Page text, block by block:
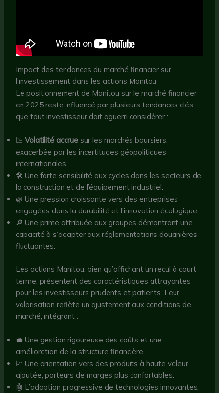
Impact des tendances du marché financier sur
l’investissement dans les actions Manitou
Le positionnement de Manitou sur le marché financier
en 2025 reste influencé par plusieurs tendances clés
que tout investisseur doit aguerri considérer :
📉Volatilité accrue sur les marchés boursiers,
exacerbée par les incertitudes géopolitiques
internationales.
🛠️ Une forte sensibilité aux cycles dans les secteurs de
la construction et de l’équipement industriel.
🌿 Une pression croissante vers des entreprises
engagées dans la durabilité et l’innovation écologique.
🔎 Une prime attribuée aux groupes démontrant une
capacité à s’adapter aux réglementations douanières
fluctuantes.
Les actions Manitou, bien qu’affichant un recul à court
terme, présentent des caractéristiques attrayantes
pour les investisseurs prudents et patients. Leur
valorisation reflète un ajustement aux conditions de
marché, intégrant :
💼 Une gestion rigoureuse des coûts et une
amélioration de la structure financière.
📈 Une orientation vers des produits à haute valeur
ajoutée, porteurs de marges plus confortables.
🤖 L’adoption progressive de technologies innovantes,